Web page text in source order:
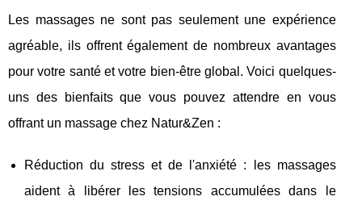
Les massages ne sont pas seulement une expérience
agréable, ils offrent également de nombreux avantages
pour votre santé et votre bien-être global. Voici quelques-
uns des bienfaits que vous pouvez attendre en vous
offrant un massage chez Natur&Zen :
Réduction du stress et de l'anxiété : les massages
aident à libérer les tensions accumulées dans le